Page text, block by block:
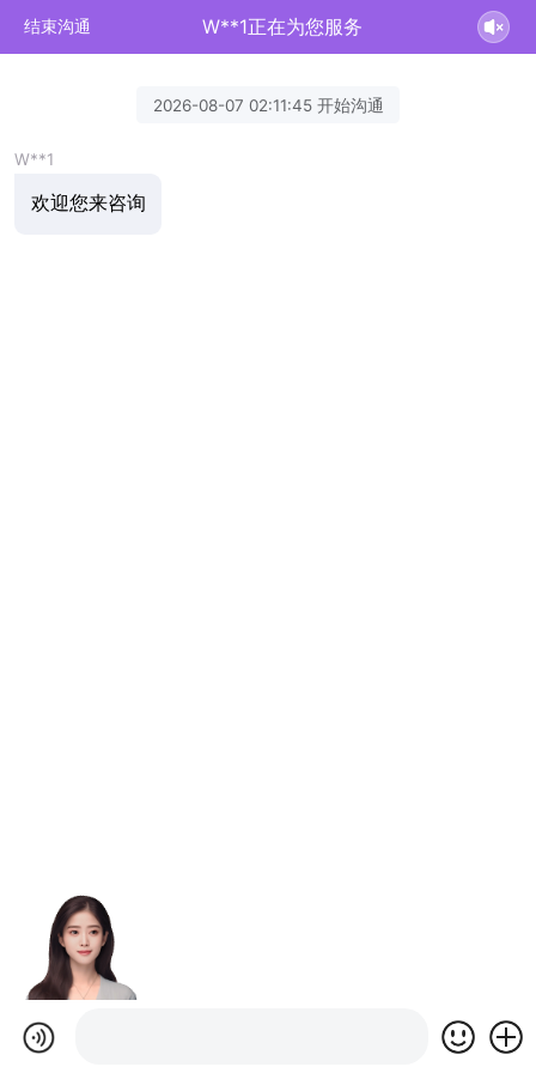
结束沟通 W**1正在为您服务
2026-08-07 02:11:45 开始沟通
W**1
欢迎您来咨询